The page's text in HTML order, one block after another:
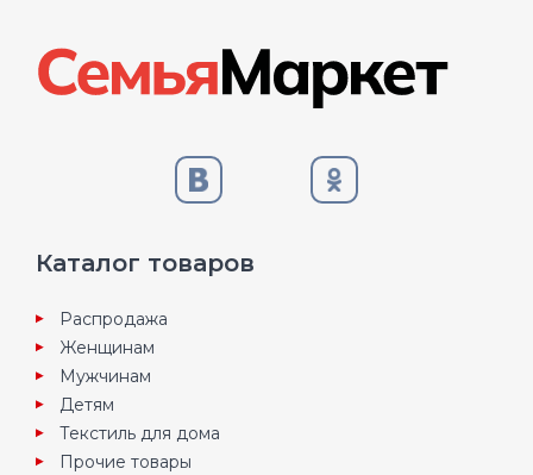
Каталог товаров
Распродажа
Женщинам
Мужчинам
Детям
Текстиль для дома
Прочие товары